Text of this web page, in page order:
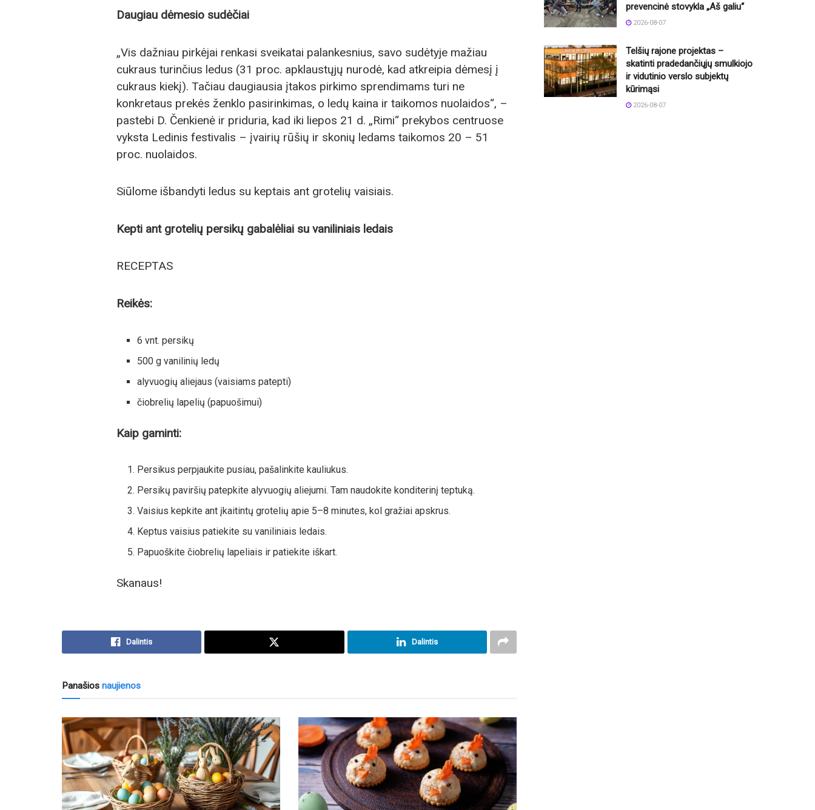
Daugiau dėmesio sudėčiai
„Vis dažniau pirkėjai renkasi sveikatai palankesnius, savo sudėtyje mažiau
cukraus turinčius ledus (31 proc. apklaustųjų nurodė, kad atkreipia dėmesį į
cukraus kiekį). Tačiau daugiausia įtakos pirkimo sprendimams turi ne
konkretaus prekės ženklo pasirinkimas, o ledų kaina ir taikomos nuolaidos“, –
pastebi D. Čenkienė ir priduria, kad iki liepos 21 d. „Rimi“ prekybos centruose
vyksta Ledinis festivalis – įvairių rūšių ir skonių ledams taikomos 20 – 51
proc. nuolaidos.
Siūlome išbandyti ledus su keptais ant grotelių vaisiais.
Kepti ant grotelių persikų gabalėliai su vaniliniais ledais
RECEPTAS
Reikės:
6 vnt. persikų
500 g vanilinių ledų
alyvuogių aliejaus (vaisiams patepti)
čiobrelių lapelių (papuošimui)
Kaip gaminti:
Persikus perpjaukite pusiau, pašalinkite kauliukus.
Persikų paviršių patepkite alyvuogių aliejumi. Tam naudokite konditerinį teptuką.
Vaisius kepkite ant įkaitintų grotelių apie 5–8 minutes, kol gražiai apskrus.
Keptus vaisius patiekite su vaniliniais ledais.
Papuoškite čiobrelių lapeliais ir patiekite iškart.
Skanaus!
Dalintis Dalintis
Panašios naujienos
prevencinė stovykla „Aš galiu“
2026-08-07
Telšių rajone projektas –
skatinti pradedančiųjų smulkiojo
ir vidutinio verslo subjektų
kūrimąsi
2026-08-07